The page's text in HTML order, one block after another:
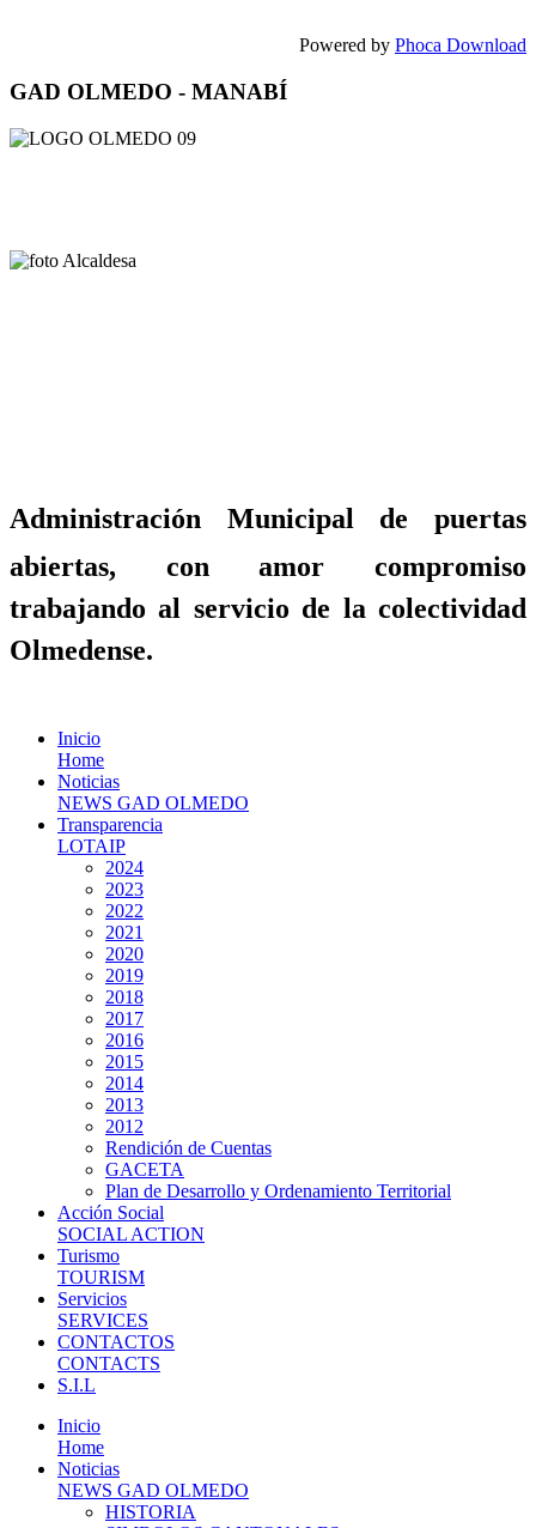
Powered by Phoca Download
GAD OLMEDO - MANABÍ
Administración Municipal de puertas
abiertas, con amor compromiso
trabajando al servicio de la colectividad
Olmedense.
Inicio
Home
Noticias
NEWS GAD OLMEDO
Transparencia
LOTAIP
2024
2023
2022
2021
2020
2019
2018
2017
2016
2015
2014
2013
2012
Rendición de Cuentas
GACETA
Plan de Desarrollo y Ordenamiento Territorial
Acción Social
SOCIAL ACTION
Turismo
TOURISM
Servicios
SERVICES
CONTACTOS
CONTACTS
S.I.L
Inicio
Home
Noticias
NEWS GAD OLMEDO
HISTORIA